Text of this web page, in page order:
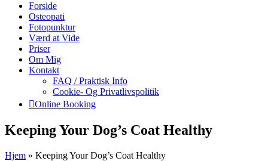
Forside
Osteopati
Fotopunktur
Værd at Vide
Priser
Om Mig
Kontakt
FAQ / Praktisk Info
Cookie- Og Privatlivspolitik
Online Booking
Keeping Your Dog’s Coat Healthy
Hjem » Keeping Your Dog’s Coat Healthy